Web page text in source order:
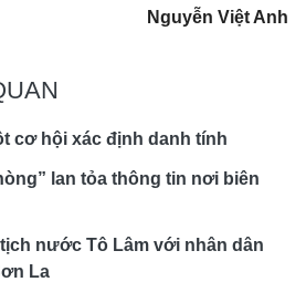
Nguyễn Việt Anh
cơ hội xác định danh tính
lan tỏa thông tin nơi biên
nước Tô Lâm với nhân dân
La